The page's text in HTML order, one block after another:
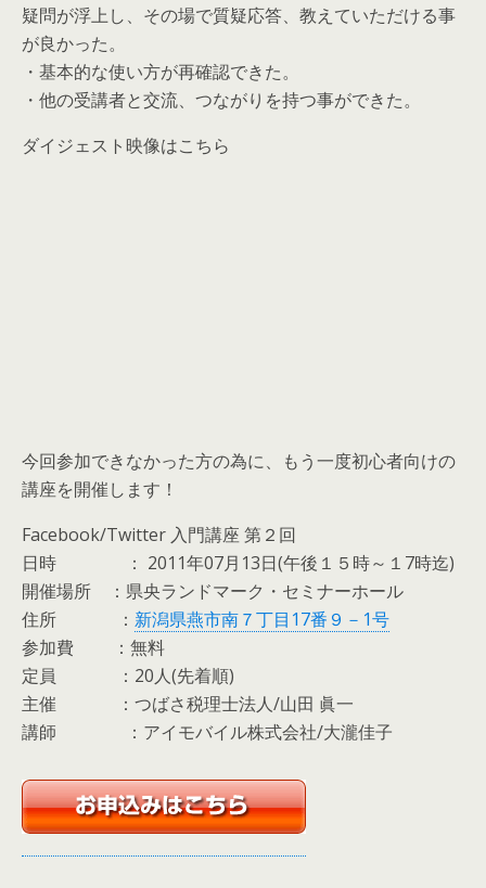
疑問が浮上し、その場で質疑応答、教えていただける事
が良かった。
・基本的な使い方が再確認できた。
・他の受講者と交流、つながりを持つ事ができた。
ダイジェスト映像はこちら
今回参加できなかった方の為に、もう一度初心者向けの
講座を開催します！
Facebook/Twitter 入門講座 第２回
日時 ： 2011年07月13日(午後１５時～１7時迄)
開催場所 ：県央ランドマーク・セミナーホール
住所 ： 新潟県燕市南７丁目17番９－1号
参加費 ：無料
定員 ：20人(先着順)
主催 ：つばさ税理士法人/山田 眞一
講師 ：アイモバイル株式会社/大瀧佳子